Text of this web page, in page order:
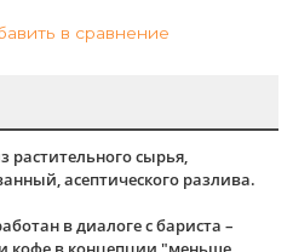
в сравнение
растительного сырья,
асептического разлива.
в диалоге с бариста –